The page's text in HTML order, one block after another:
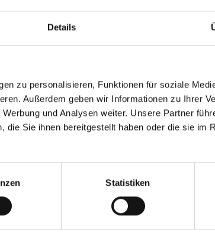
Details
zu personalisieren, Funktionen für soziale
Außerdem geben wir Informationen zu Ihrer
und Analysen weiter. Unsere Partner
die Sie ihnen bereitgestellt haben oder die sie im
Statistiken
richtige Wahl für gröbere Trails. Bestens geeignet
60 mm Ausführung (27.5 x 2.35).